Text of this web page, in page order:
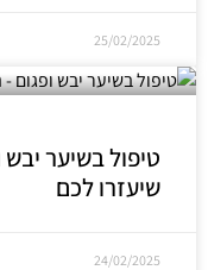
25/02/2025
טיפול בשיער
שיעזרו לכם
24/02/2025